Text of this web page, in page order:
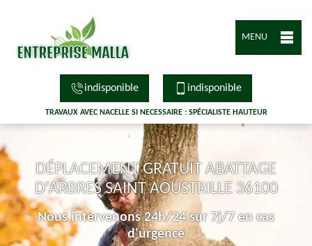
MENU
indisponible indisponible
TRAVAUX AVEC NACELLE SI NECESSAIRE : SPÉCIALISTE HAUTEUR
DÉPLACEMENT GRATUIT ABATTAGE
D'ARBRES SAINT AOUSTRILLE 36100
Nous intervenons 24h/24 sur 7j/7 en cas
d'urgence